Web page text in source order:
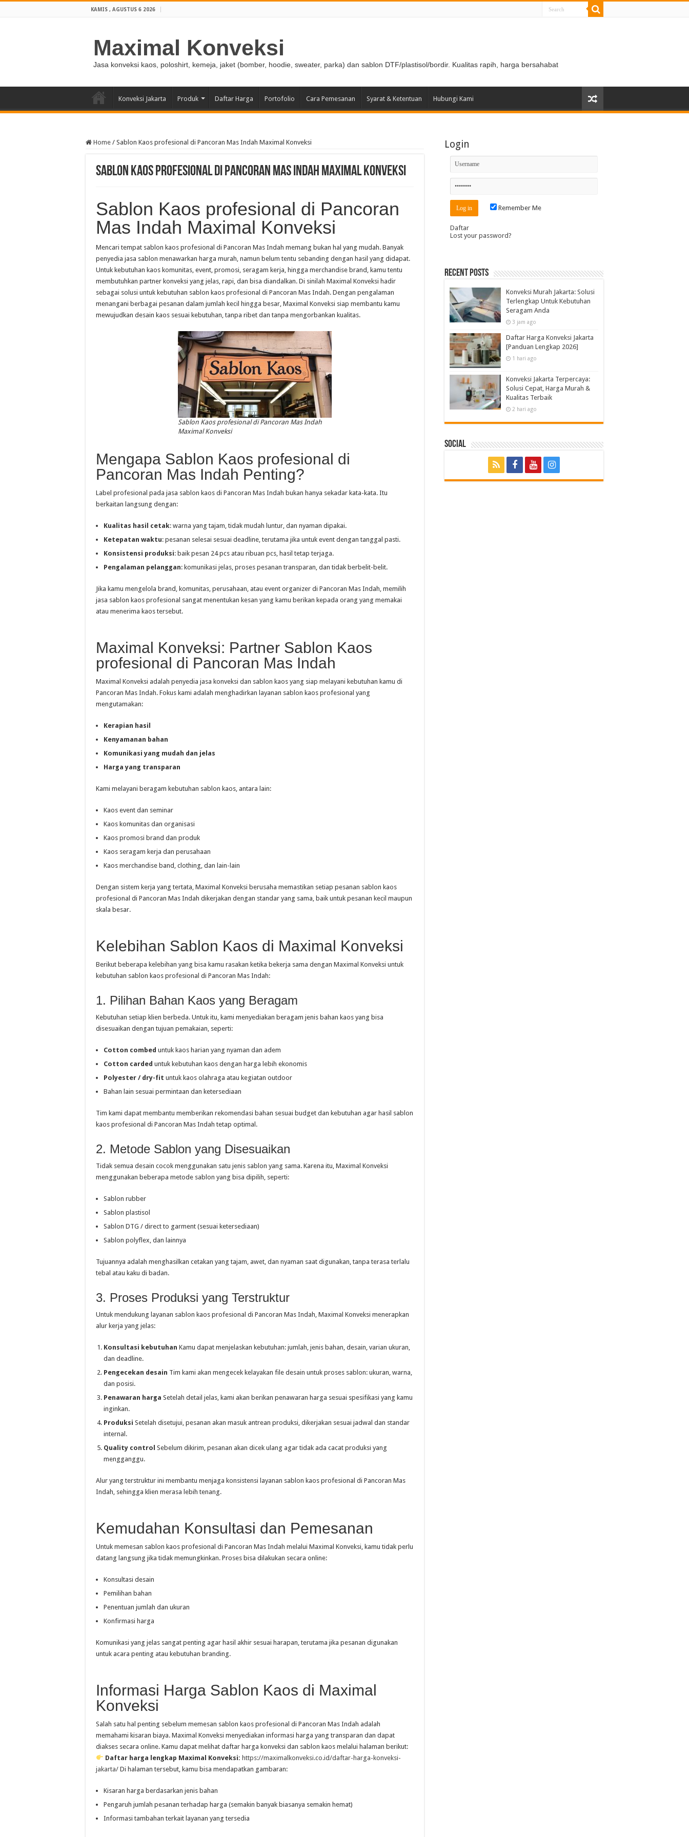
KAMIS , AGUSTUS 6 2026
Maximal Konveksi
Jasa konveksi kaos, poloshirt, kemeja, jaket (bomber, hoodie, sweater, parka) dan sablon DTF/plastisol/bordir. Kualitas rapih, harga bersahabat
Konveksi Jakarta Produk Daftar Harga Portofolio Cara Pemesanan Syarat & Ketentuan Hubungi Kami
Home / Sablon Kaos profesional di Pancoran Mas Indah Maximal Konveksi
Sablon Kaos profesional di Pancoran Mas Indah Maximal Konveksi
Sablon Kaos profesional di Pancoran
Mas Indah Maximal Konveksi
Mencari tempat sablon kaos profesional di Pancoran Mas Indah memang bukan hal yang mudah. Banyak
penyedia jasa sablon menawarkan harga murah, namun belum tentu sebanding dengan hasil yang didapat.
Untuk kebutuhan kaos komunitas, event, promosi, seragam kerja, hingga merchandise brand, kamu tentu
membutuhkan partner konveksi yang jelas, rapi, dan bisa diandalkan. Di sinilah Maximal Konveksi hadir
sebagai solusi untuk kebutuhan sablon kaos profesional di Pancoran Mas Indah. Dengan pengalaman
menangani berbagai pesanan dalam jumlah kecil hingga besar, Maximal Konveksi siap membantu kamu
mewujudkan desain kaos sesuai kebutuhan, tanpa ribet dan tanpa mengorbankan kualitas.
Sablon Kaos profesional di Pancoran Mas Indah
Maximal Konveksi
Mengapa Sablon Kaos profesional di
Pancoran Mas Indah Penting?
Label profesional pada jasa sablon kaos di Pancoran Mas Indah bukan hanya sekadar kata-kata. Itu
berkaitan langsung dengan:
Kualitas hasil cetak: warna yang tajam, tidak mudah luntur, dan nyaman dipakai.
Ketepatan waktu: pesanan selesai sesuai deadline, terutama jika untuk event dengan tanggal pasti.
Konsistensi produksi: baik pesan 24 pcs atau ribuan pcs, hasil tetap terjaga.
Pengalaman pelanggan: komunikasi jelas, proses pesanan transparan, dan tidak berbelit-belit.
Jika kamu mengelola brand, komunitas, perusahaan, atau event organizer di Pancoran Mas Indah, memilih
jasa sablon kaos profesional sangat menentukan kesan yang kamu berikan kepada orang yang memakai
atau menerima kaos tersebut.
Maximal Konveksi: Partner Sablon Kaos
profesional di Pancoran Mas Indah
Maximal Konveksi adalah penyedia jasa konveksi dan sablon kaos yang siap melayani kebutuhan kamu di
Pancoran Mas Indah. Fokus kami adalah menghadirkan layanan sablon kaos profesional yang
mengutamakan:
Kerapian hasil
Kenyamanan bahan
Komunikasi yang mudah dan jelas
Harga yang transparan
Kami melayani beragam kebutuhan sablon kaos, antara lain:
Kaos event dan seminar
Kaos komunitas dan organisasi
Kaos promosi brand dan produk
Kaos seragam kerja dan perusahaan
Kaos merchandise band, clothing, dan lain-lain
Dengan sistem kerja yang tertata, Maximal Konveksi berusaha memastikan setiap pesanan sablon kaos
profesional di Pancoran Mas Indah dikerjakan dengan standar yang sama, baik untuk pesanan kecil maupun
skala besar.
Kelebihan Sablon Kaos di Maximal Konveksi
Berikut beberapa kelebihan yang bisa kamu rasakan ketika bekerja sama dengan Maximal Konveksi untuk
kebutuhan sablon kaos profesional di Pancoran Mas Indah:
1. Pilihan Bahan Kaos yang Beragam
Kebutuhan setiap klien berbeda. Untuk itu, kami menyediakan beragam jenis bahan kaos yang bisa
disesuaikan dengan tujuan pemakaian, seperti:
Cotton combed untuk kaos harian yang nyaman dan adem
Cotton carded untuk kebutuhan kaos dengan harga lebih ekonomis
Polyester / dry-fit untuk kaos olahraga atau kegiatan outdoor
Bahan lain sesuai permintaan dan ketersediaan
Tim kami dapat membantu memberikan rekomendasi bahan sesuai budget dan kebutuhan agar hasil sablon
kaos profesional di Pancoran Mas Indah tetap optimal.
2. Metode Sablon yang Disesuaikan
Tidak semua desain cocok menggunakan satu jenis sablon yang sama. Karena itu, Maximal Konveksi
menggunakan beberapa metode sablon yang bisa dipilih, seperti:
Sablon rubber
Sablon plastisol
Sablon DTG / direct to garment (sesuai ketersediaan)
Sablon polyflex, dan lainnya
Tujuannya adalah menghasilkan cetakan yang tajam, awet, dan nyaman saat digunakan, tanpa terasa terlalu
tebal atau kaku di badan.
3. Proses Produksi yang Terstruktur
Untuk mendukung layanan sablon kaos profesional di Pancoran Mas Indah, Maximal Konveksi menerapkan
alur kerja yang jelas:
Konsultasi kebutuhan Kamu dapat menjelaskan kebutuhan: jumlah, jenis bahan, desain, varian ukuran,
dan deadline.
Pengecekan desain Tim kami akan mengecek kelayakan file desain untuk proses sablon: ukuran, warna,
dan posisi.
Penawaran harga Setelah detail jelas, kami akan berikan penawaran harga sesuai spesifikasi yang kamu
inginkan.
Produksi Setelah disetujui, pesanan akan masuk antrean produksi, dikerjakan sesuai jadwal dan standar
internal.
Quality control Sebelum dikirim, pesanan akan dicek ulang agar tidak ada cacat produksi yang
mengganggu.
Alur yang terstruktur ini membantu menjaga konsistensi layanan sablon kaos profesional di Pancoran Mas
Indah, sehingga klien merasa lebih tenang.
Kemudahan Konsultasi dan Pemesanan
Untuk memesan sablon kaos profesional di Pancoran Mas Indah melalui Maximal Konveksi, kamu tidak perlu
datang langsung jika tidak memungkinkan. Proses bisa dilakukan secara online:
Konsultasi desain
Pemilihan bahan
Penentuan jumlah dan ukuran
Konfirmasi harga
Komunikasi yang jelas sangat penting agar hasil akhir sesuai harapan, terutama jika pesanan digunakan
untuk acara penting atau kebutuhan branding.
Informasi Harga Sablon Kaos di Maximal
Konveksi
Salah satu hal penting sebelum memesan sablon kaos profesional di Pancoran Mas Indah adalah
memahami kisaran biaya. Maximal Konveksi menyediakan informasi harga yang transparan dan dapat
diakses secara online. Kamu dapat melihat daftar harga konveksi dan sablon kaos melalui halaman berikut:
Daftar harga lengkap Maximal Konveksi: https://maximalkonveksi.co.id/daftar-harga-konveksi-
jakarta/ Di halaman tersebut, kamu bisa mendapatkan gambaran:
Kisaran harga berdasarkan jenis bahan
Pengaruh jumlah pesanan terhadap harga (semakin banyak biasanya semakin hemat)
Informasi tambahan terkait layanan yang tersedia
Login
Remember Me
Daftar
Lost your password?
Recent Posts
Konveksi Murah Jakarta: Solusi
Terlengkap Untuk Kebutuhan
Seragam Anda
3 jam ago
Daftar Harga Konveksi Jakarta
[Panduan Lengkap 2026]
1 hari ago
Konveksi Jakarta Terpercaya:
Solusi Cepat, Harga Murah &
Kualitas Terbaik
2 hari ago
Social